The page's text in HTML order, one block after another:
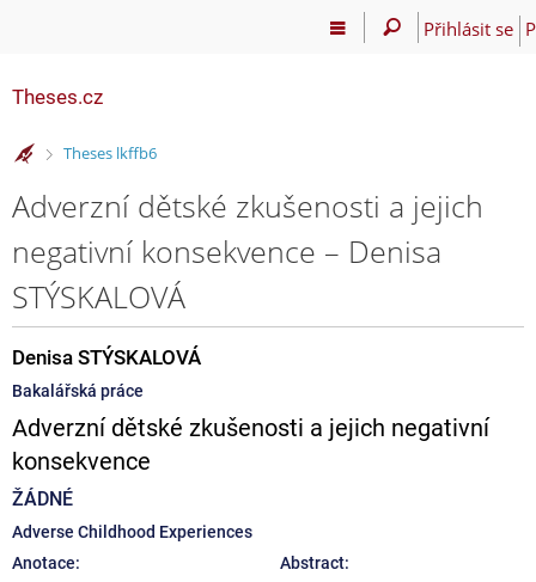
Přihlásit se
Theses.cz
>
Theses lkffb6
Adverzní dětské zkušenosti a jejich
negativní konsekvence – Denisa
STÝSKALOVÁ
Denisa STÝSKALOVÁ
Bakalářská práce
Adverzní dětské zkušenosti a jejich negativní
konsekvence
ŽÁDNÉ
Adverse Childhood Experiences
Anotace:
Abstract: